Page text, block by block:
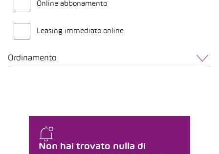
Online abbonamento
Leasing immediato online
Ordinamento
Non hai trovato nulla di